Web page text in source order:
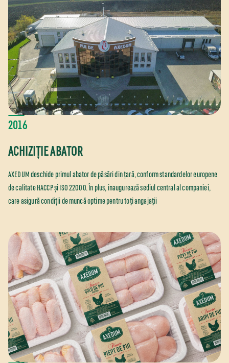
2016
ACHIZIȚIE ABATOR
AXEDUM deschide primul abator de păsări din țară, conform standardelor europene
de calitate HACCP și ISO 22000. În plus, inaugurează sediul central al companiei,
care asigură condiții de muncă optime pentru toți angajații